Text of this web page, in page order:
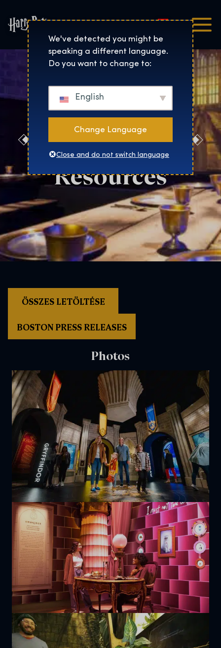
Harry Potter™: The
Magyar
Boston Press
Resources
ÖSSZES LETÖLTÉSE
BOSTON PRESS RELEASES
Photos
We've detected you might be
speaking a different language.
Do you want to change to:
English
Change Language
Close and do not switch language